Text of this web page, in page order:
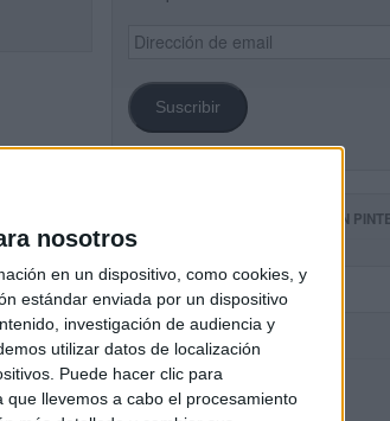
nosotros
en un dispositivo, como cookies, y
estándar enviada por un dispositivo
investigación de audiencia y
utilizar datos de localización
Puede hacer clic para
llevemos a cabo el procesamiento
Dirección
de
Suscribir
SIGUE NUESTROS TABLEROS EN